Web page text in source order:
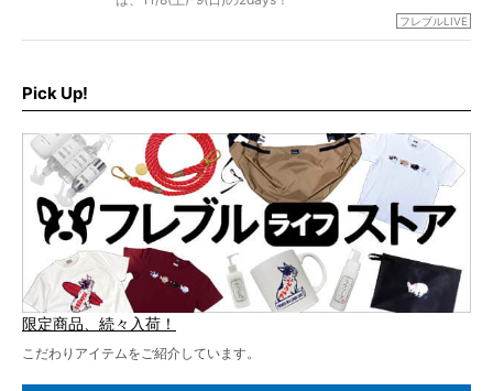
グが一堂に会した「フレブルLIVE2024」の模様を、詳しく
お得な前売りチケット、いよいよ販売スタートです！
ど、内容盛りだくさんでお送りしていますので、最後まで
お見逃しなく！
フレブルLIVE
Pick Up!
限定商品、続々入荷！
こだわりアイテムをご紹介しています。